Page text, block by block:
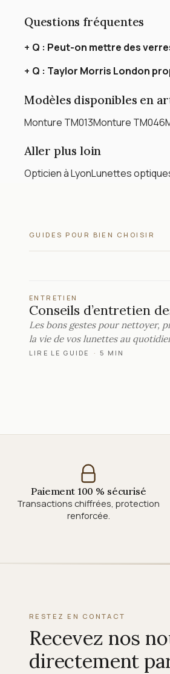
Questions fréquentes
Q : Peut-on mettre des
Q : Taylor Morris London
Modèles disponibles en
Monture TM013Monture TM046
Aller plus loin
Opticien à LyonLunettes
GUIDES POUR BIEN CHOISIR
ENTRETIEN
Conseils d’entretien
Les bons gestes pour nettoyer,
la vie de vos lunettes au
LIRE LE GUIDE · 5 MIN
Paiement 100 % sécurisé
Transactions chiffrées, protection
renforcée.
RESTEZ EN CONTACT
Recevez nos
directement